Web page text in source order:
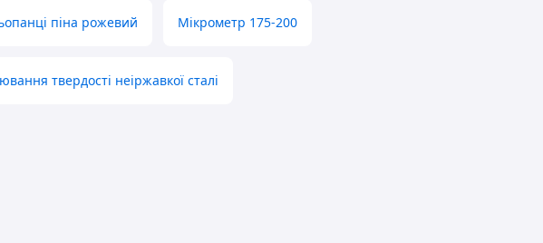
піна рожевий Мікрометр 175-200
твердості неіржавкої сталі